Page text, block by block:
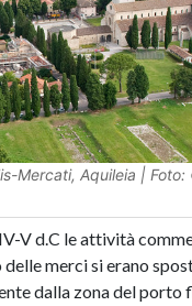
Mercati, Aquileia |
V d.C le attività
merci si erano
dalla zona del porto